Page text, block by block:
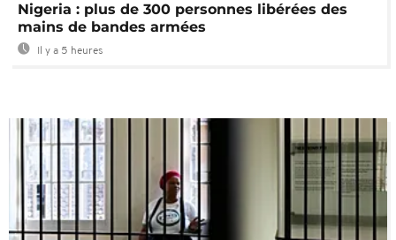
Nigeria : plus de 300 personnes libérées des
mains de bandes armées
Il y a 5 heures